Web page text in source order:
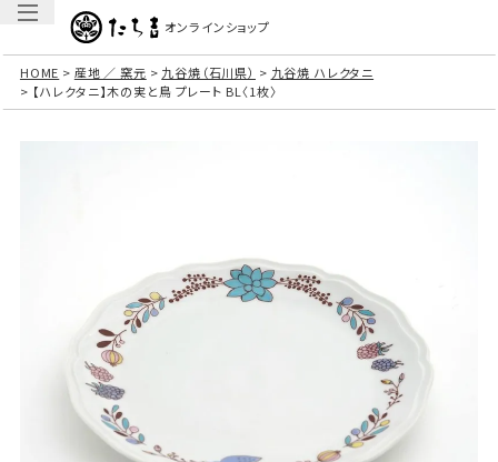
オンラインショップ
HOME 産地 ／ 窯元 九谷焼（石川県）
九谷焼 ハレクタニ
【ハレクタニ】木の実と鳥 プレート BL〈1枚〉